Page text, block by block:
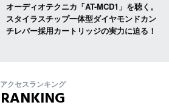
オーディオテクニカ「AT-MCD1」を聴く。
スタイラスチップ一体型ダイヤモンドカン
チレバー採用カートリッジの実力に迫る！
アクセスランキング
RANKING